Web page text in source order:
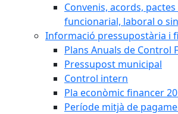
Convenis, acords,
funcionarial, laboral o
Informació pressupostària i
Plans Anuals de Control
Pressupost municipal
Control intern
Pla econòmic financer
Període mitjà de